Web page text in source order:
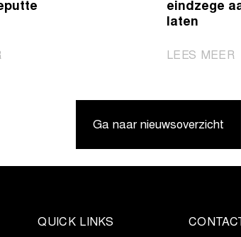
|
eindzege
laten
LEES MEER|
Ga naar nieuwsoverzicht
QUICK LINKS